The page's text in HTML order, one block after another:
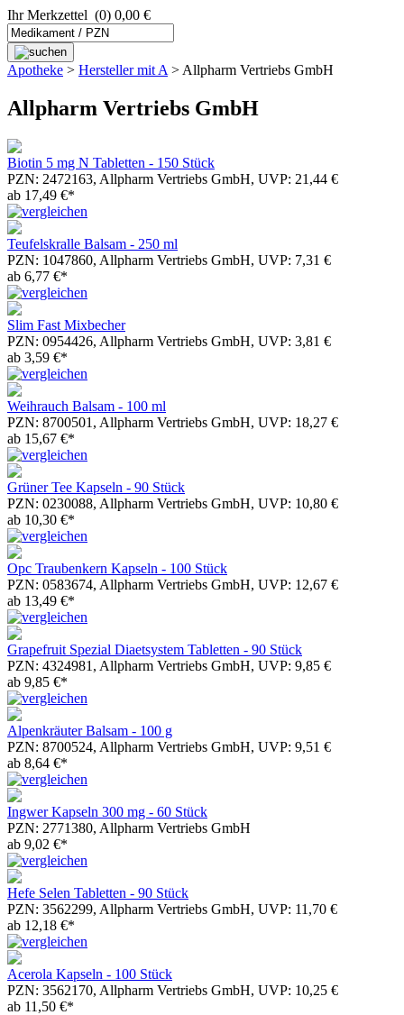
Ihr Merkzettel (0) 0,00 €
Apotheke > Hersteller mit A > Allpharm Vertriebs GmbH
Allpharm Vertriebs GmbH
Biotin 5 mg N Tabletten - 150 Stück
PZN: 2472163, Allpharm Vertriebs GmbH, UVP: 21,44 €
ab 17,49 €*
Teufelskralle Balsam - 250 ml
PZN: 1047860, Allpharm Vertriebs GmbH, UVP: 7,31 €
ab 6,77 €*
Slim Fast Mixbecher
PZN: 0954426, Allpharm Vertriebs GmbH, UVP: 3,81 €
ab 3,59 €*
Weihrauch Balsam - 100 ml
PZN: 8700501, Allpharm Vertriebs GmbH, UVP: 18,27 €
ab 15,67 €*
Grüner Tee Kapseln - 90 Stück
PZN: 0230088, Allpharm Vertriebs GmbH, UVP: 10,80 €
ab 10,30 €*
Opc Traubenkern Kapseln - 100 Stück
PZN: 0583674, Allpharm Vertriebs GmbH, UVP: 12,67 €
ab 13,49 €*
Grapefruit Spezial Diaetsystem Tabletten - 90 Stück
PZN: 4324981, Allpharm Vertriebs GmbH, UVP: 9,85 €
ab 9,85 €*
Alpenkräuter Balsam - 100 g
PZN: 8700524, Allpharm Vertriebs GmbH, UVP: 9,51 €
ab 8,64 €*
Ingwer Kapseln 300 mg - 60 Stück
PZN: 2771380, Allpharm Vertriebs GmbH
ab 9,02 €*
Hefe Selen Tabletten - 90 Stück
PZN: 3562299, Allpharm Vertriebs GmbH, UVP: 11,70 €
ab 12,18 €*
Acerola Kapseln - 100 Stück
PZN: 3562170, Allpharm Vertriebs GmbH, UVP: 10,25 €
ab 11,50 €*